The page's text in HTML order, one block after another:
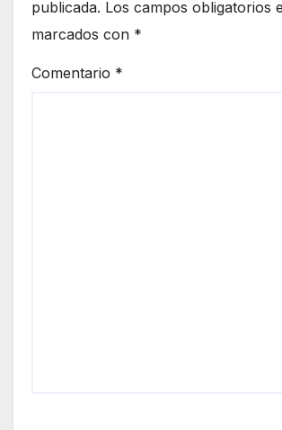
publicada. Los campos obligatorios
marcados con *
Comentario *